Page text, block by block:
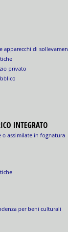
apparecchi di
privato
INTEGRATO
o assimilate in fognatura
per beni culturali